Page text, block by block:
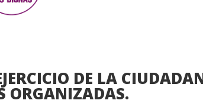
DE LA
ORGANIZADAS.